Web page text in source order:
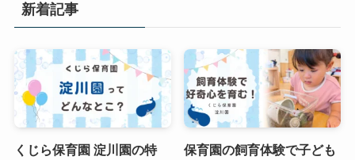
新着記事
くじら保育園 淀川園の特
保育園の飼育体験で子ども